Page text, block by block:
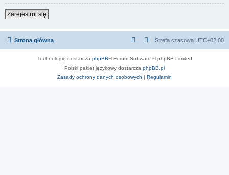
Zarejestruj się
Strona główna Strefa czasowa UTC+02:00
Technologię dostarcza phpBB® Forum Software © phpBB Limited
Polski pakiet językowy dostarcza phpBB.pl
Zasady ochrony danych osobowych | Regulamin